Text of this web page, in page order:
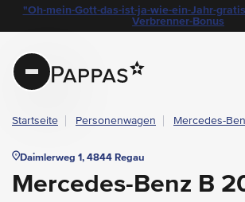
Navigation überspringen
Zum Hauptcontent
Zur Hauptnavigation springen
layout.table-of-content
Technische Daten
Fahrzeugausstattung
Standort & Ansprechpartner
Das könnte Sie auch interessieren
Angebote & Aktionen bei Pappas
"Oh-mein-Gott-das-ist-ja-wie-ein-Jahr-
Verbrenner-Bonus
Pappas
Startseite Personenwagen Mercedes-
Daimlerweg 1, 4844 Regau
Mercedes-Benz B